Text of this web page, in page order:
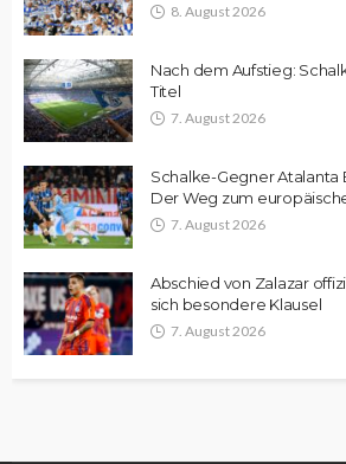
8. August 2026
Nach dem Aufstieg:
Titel
7. August 2026
Schalke-Gegner Atalanta
Der Weg zum
7. August 2026
Abschied von Zalazar
sich besondere Klausel
7. August 2026